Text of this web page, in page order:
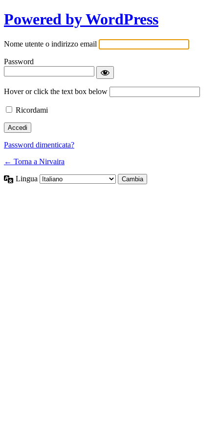
Powered by WordPress
Nome utente o indirizzo email
Password
Hover or click the text box below
Ricordami
Password dimenticata?
← Torna a Nirvaira
Lingua